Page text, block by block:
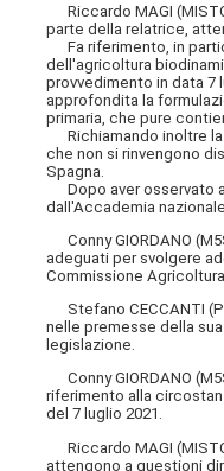
Riccardo MAGI
parte della relatrice,
Fa riferimento, in
dell'agricoltura
provvedimento in data 7
approfondita la
primaria, che pure
Richiamando inoltre la
che non si rinvengono
Spagna.
Dopo aver osservato
dall'Accademia
Conny GIORDANO
adeguati per svolgere
Commissione
Stefano CECCANTI
nelle premesse della
legislazione.
Conny GIORDANO
riferimento alla
del 7 luglio 2021.
Riccardo MAGI
attengono a questioni